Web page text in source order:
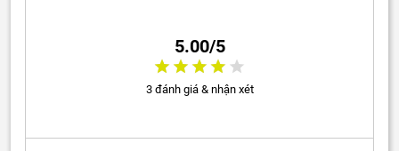
5.00/5
3 đánh giá & nhận xét